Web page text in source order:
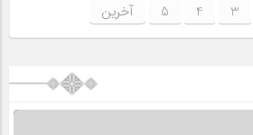
3
4
5 آخرین